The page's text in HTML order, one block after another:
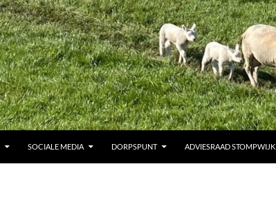
SOCIALE MEDIA DORPSPUNT ADVIESRAAD STOMPWIJK